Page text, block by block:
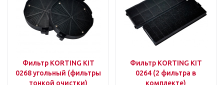
Фильтр KORTING KIT
0268 угольный (фильтры
тонкой очистки)
Фильтр KORTING KIT
0264 (2 фильтра в
комплекте)